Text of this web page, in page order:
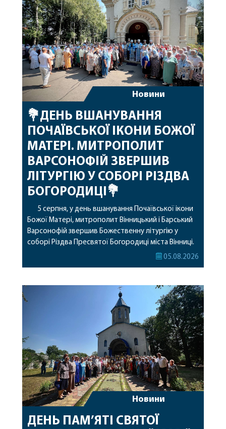
благословенних успіхів у подальшому
архіпастирському служінні. […]
Новини
💐ДЕНЬ ВШАНУВАННЯ
ПОЧАЇВСЬКОЇ ІКОНИ БОЖОЇ
МАТЕРІ. МИТРОПОЛИТ
ВАРСОНОФІЙ ЗВЕРШИВ
ЛІТУРГІЮ У СОБОРІ РІЗДВА
БОГОРОДИЦІ💐
5 серпня, у день вшанування Почаївської ікони
Божої Матері, митрополит Вінницький і Барський
Варсонофій звершив Божественну літургію у
соборі Різдва Пресвятої Богородиці міста Вінниці.
Його Високопреосвященству співслужили
священному сані. Під час богослужіння підносилися
особливі молитви за мир в Україні, за воїнів, які
05.08.2026
Новини
ДЕНЬ ПАМ’ЯТІ СВЯТОЇ